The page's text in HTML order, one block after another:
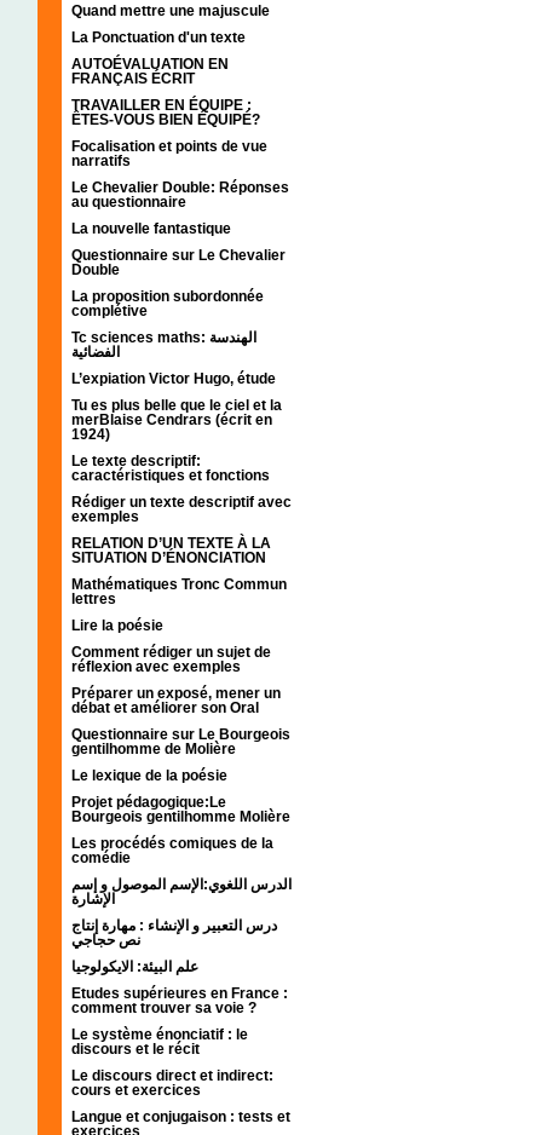
Quand mettre une majuscule
La Ponctuation d'un texte
AUTOÉVALUATION EN
FRANÇAIS ÉCRIT
TRAVAILLER EN ÉQUIPE :
ÊTES-VOUS BIEN ÉQUIPÉ?
Focalisation et points de vue
narratifs
Le Chevalier Double: Réponses
au questionnaire
La nouvelle fantastique
Questionnaire sur Le Chevalier
Double
La proposition subordonnée
complétive
Tc sciences maths: الهندسة
الفضائية
L’expiation Victor Hugo, étude
Tu es plus belle que le ciel et la
merBlaise Cendrars (écrit en
1924)
Le texte descriptif:
caractéristiques et fonctions
Rédiger un texte descriptif avec
exemples
RELATION D’UN TEXTE À LA
SITUATION D’ÉNONCIATION
Mathématiques Tronc Commun
lettres
Lire la poésie
Comment rédiger un sujet de
réflexion avec exemples
Préparer un exposé, mener un
débat et améliorer son Oral
Questionnaire sur Le Bourgeois
gentilhomme de Molière
Le lexique de la poésie
Projet pédagogique:Le
Bourgeois gentilhomme Molière
Les procédés comiques de la
comédie
الدرس اللغوي:الإسم الموصول و إسم
الإشارة
درس التعبير و الإنشاء : مهارة إنتاج
نص حجاجي
علم البيئة: الايكولوجيا
Etudes supérieures en France :
comment trouver sa voie ?
Le système énonciatif : le
discours et le récit
Le discours direct et indirect:
cours et exercices
Langue et conjugaison : tests et
exercices